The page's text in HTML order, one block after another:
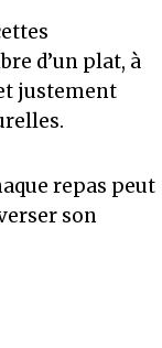
d’un plat, à
justement
repas peut
son